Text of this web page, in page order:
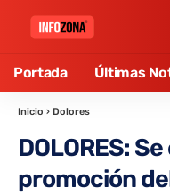
Portada Últimas
Inicio › Dolores
DOLORES:
promoción